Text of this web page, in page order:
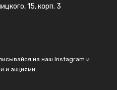
15, корп. 3
на наш Instagram и
и акциями.